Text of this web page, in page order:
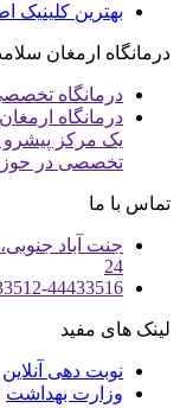
بهترین کلینیک
درمانگاه ارمغان
درمانگاه
درمانگاه
یک مرکز
تخصصی در
تماس با ما
جنت آباد
24
44433516
لینک های مفید
نوبت دهی آنلاین
وزارت بهداشت